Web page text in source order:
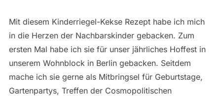
Mit diesem Kinderriegel-Kekse Rezept habe ich mich
in die Herzen der Nachbarskinder gebacken. Zum
ersten Mal habe ich sie für unser jährliches Hoffest in
unserem Wohnblock in Berlin gebacken. Seitdem
mache ich sie gerne als Mitbringsel für Geburtstage,
Gartenpartys, Treffen der Cosmopolitischen